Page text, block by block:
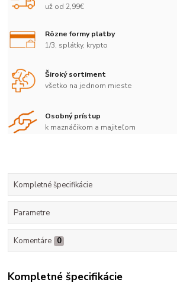
už od 2,99€
Rôzne formy platby
1/3, splátky, krypto
Široký sortiment
všetko na jednom mieste
Osobný prístup
k maznáčikom a majiteľom
Kompletné špecifikácie
Parametre
Komentáre 0
Kompletné špecifikácie